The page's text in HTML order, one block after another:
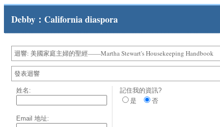
Debby：California diaspora
迴響: 美國家庭主婦的聖經——Martha Stewart's Housekeeping Handbook
發表迴響
姓名:
Email 地址:
記住我的資訊?
是
否